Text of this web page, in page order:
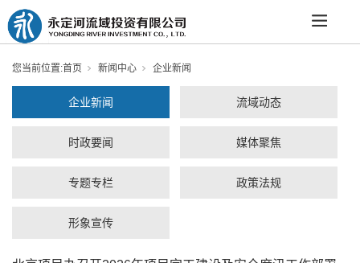
您当前位置:首页 新闻中心 企业新闻
企业新闻 流域动态
时政要闻 媒体聚焦
专题专栏 政策法规
形象宣传